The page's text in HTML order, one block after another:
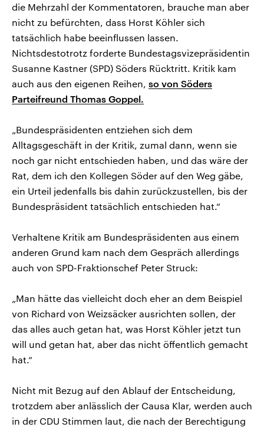
die Mehrzahl der Kommentatoren, brauche man aber
nicht zu befürchten, dass Horst Köhler sich
tatsächlich habe beeinflussen lassen.
Nichtsdestotrotz forderte Bundestagsvizepräsidentin
Susanne Kastner (SPD) Söders Rücktritt. Kritik kam
auch aus den eigenen Reihen, so von Söders
Parteifreund Thomas Goppel.
„Bundespräsidenten entziehen sich dem
Alltagsgeschäft in der Kritik, zumal dann, wenn sie
noch gar nicht entschieden haben, und das wäre der
Rat, dem ich den Kollegen Söder auf den Weg gäbe,
ein Urteil jedenfalls bis dahin zurückzustellen, bis der
Bundespräsident tatsächlich entschieden hat.“
Verhaltene Kritik am Bundespräsidenten aus einem
anderen Grund kam nach dem Gespräch allerdings
auch von SPD-Fraktionschef Peter Struck:
„Man hätte das vielleicht doch eher an dem Beispiel
von Richard von Weizsäcker ausrichten sollen, der
das alles auch getan hat, was Horst Köhler jetzt tun
will und getan hat, aber das nicht öffentlich gemacht
hat.“
Nicht mit Bezug auf den Ablauf der Entscheidung,
trotzdem aber anlässlich der Causa Klar, werden auch
in der CDU Stimmen laut, die nach der Berechtigung